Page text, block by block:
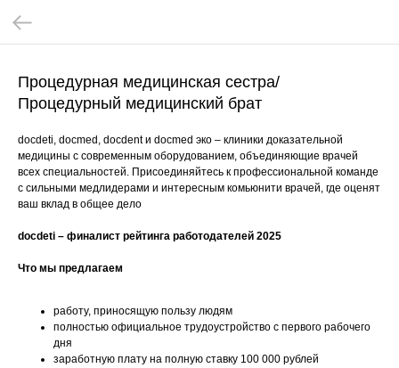
Процедурная медицинская сестра/
Процедурный медицинский брат
docdeti, docmed, docdent и docmed эко – клиники доказательной
медицины с современным оборудованием, объединяющие врачей
всех специальностей. Присоединяйтесь к профессиональной команде
с сильными медлидерами и интересным комьюнити врачей, где оценят
ваш вклад в общее дело
docdeti – финалист рейтинга работодателей 2025
Что мы предлагаем
работу, приносящую пользу людям
полностью официальное трудоустройство с первого рабочего
дня
заработную плату на полную ставку 100 000 рублей